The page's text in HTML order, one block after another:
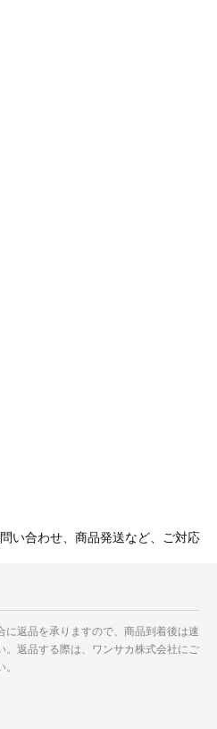
い合わせ、商品発送など、ご対応
に返品を承りますので、商品到着後は速
。返品する際は、ワンサカ株式会社にご